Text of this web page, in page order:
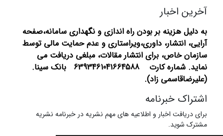
آخرین اخبار
به دلیل هزینه بر بودن راه اندازی و نگهداری سامانه،صفحه
آرایی، انتشار، داوری،ویراستاری و عدم حمایت مالی توسط
سازمان خاص، برای انتشار مقالات، مبلغی دریافت می
نماید.
شماره کارت 6393461041664588 بانک سینا.
(علیرضاقاسمی زاد).
اشتراک خبرنامه
برای دریافت اخبار و اطلاعیه های مهم نشریه در خبرنامه نشریه
مشترک شوید.